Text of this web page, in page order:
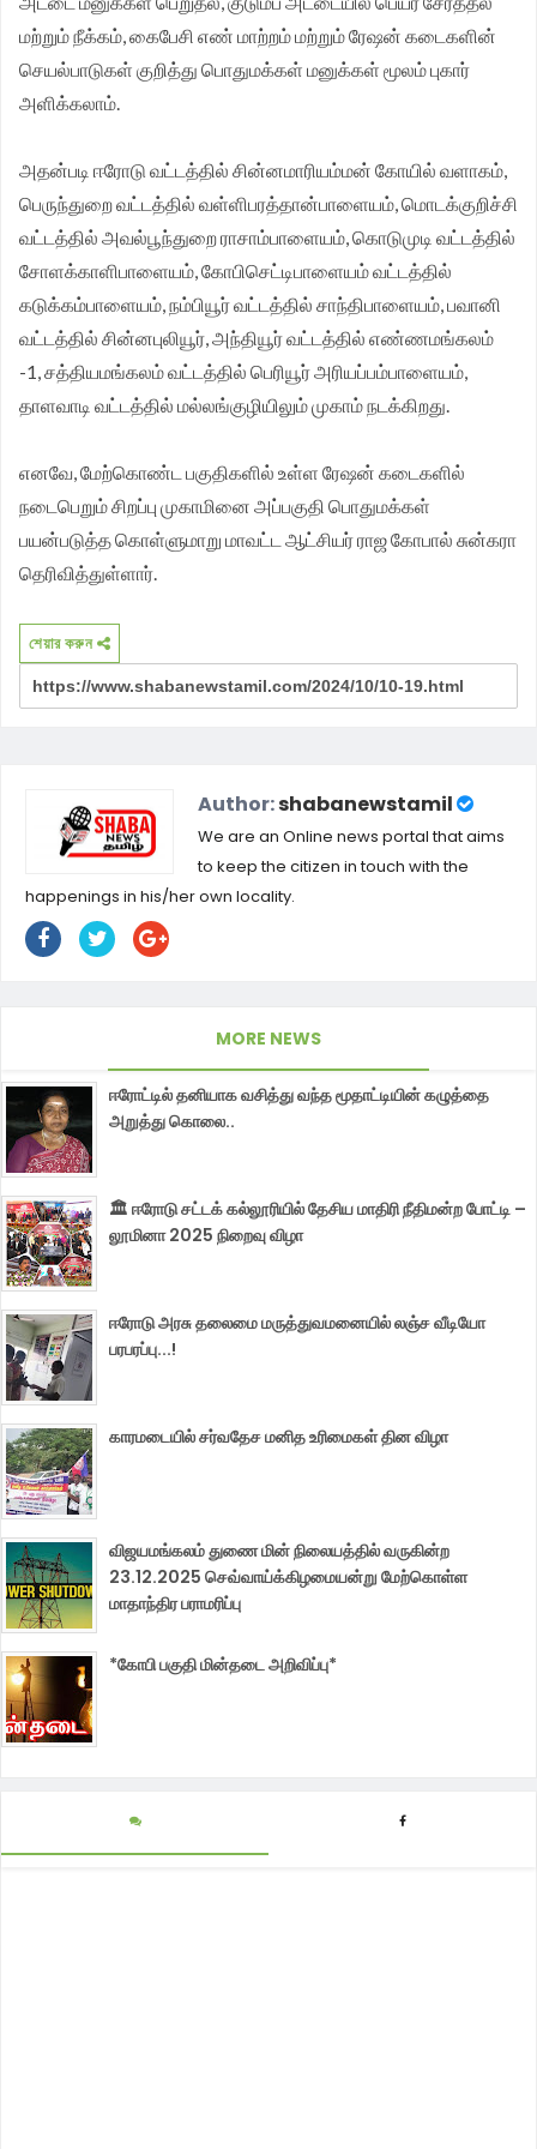
முதலமைச்சர் தீர்க்கமாக வலியுறுத்த தமிழக விவசாயிகள்
சங்க மாநில தலைவர் வேலுச்சாமி வேண்டுகோள்.
மற்றும் நீக்கம், கைபேசி எண் மாற்றம் மற்றும் ரேஷன் கடைகளின்
செயல்பாடுகள் குறித்து பொதுமக்கள் மனுக்கள் மூலம் புகார்
அளிக்கலாம்.
அதன்படி ஈரோடு வட்டத்தில் சின்னமாரியம்மன் கோயில் வளாகம்,
பெருந்துறை வட்டத்தில் வள்ளிபரத்தான்பாளையம், மொடக்குறிச்சி
வட்டத்தில் அவல்பூந்துறை ராசாம்பாளையம், கொடுமுடி வட்டத்தில்
சோளக்காளிபாளையம், கோபிசெட்டிபாளையம் வட்டத்தில்
கடுக்கம்பாளையம், நம்பியூர் வட்டத்தில் சாந்திபாளையம், பவானி
வட்டத்தில் சின்னபுலியூர், அந்தியூர் வட்டத்தில் எண்ணமங்கலம்
-1, சத்தியமங்கலம் வட்டத்தில் பெரியூர் அரியப்பம்பாளையம்,
தாளவாடி வட்டத்தில் மல்லங்குழியிலும் முகாம் நடக்கிறது.
எனவே, மேற்கொண்ட பகுதிகளில் உள்ள ரேஷன் கடைகளில்
நடைபெறும் சிறப்பு முகாமினை அப்பகுதி பொதுமக்கள்
பயன்படுத்த கொள்ளுமாறு மாவட்ட ஆட்சியர் ராஜ கோபால் சுன்கரா
தெரிவித்துள்ளார்.
শেয়ার করুন
Author:shabanewstamil
We are an Online news portal that aims
to keep the citizen in touch with the
happenings in his/her own locality.
MORE NEWS
ஈரோட்டில் தனியாக வசித்து வந்த மூதாட்டியின் கழுத்தை
அறுத்து கொலை..
🏛️ ஈரோடு சட்டக் கல்லூரியில் தேசிய மாதிரி நீதிமன்ற போட்டி –
லூமினா 2025 நிறைவு விழா
ஈரோடு அரசு தலைமை மருத்துவமனையில் லஞ்ச வீடியோ
பரபரப்பு...!
காரமடையில் சர்வதேச மனித உரிமைகள் தின விழா
விஜயமங்கலம் துணை மின் நிலையத்தில் வருகின்ற
23.12.2025 செவ்வாய்க்கிழமையன்று மேற்கொள்ள
மாதாந்திர பராமரிப்பு
*கோபி பகுதி மின்தடை அறிவிப்பு*